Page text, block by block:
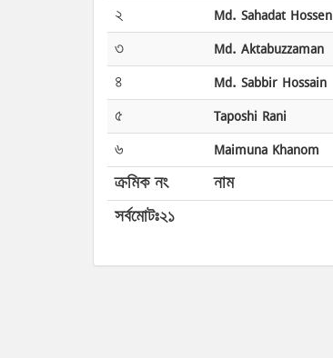
২
Md. Sahadat Hossen
৩
Md. Aktabuzzaman
৪
Md. Sabbir Hossain
৫
Taposhi Rani
৬
Maimuna Khanom
ক্রমিক নং
নাম
সর্বমোটঃ২১